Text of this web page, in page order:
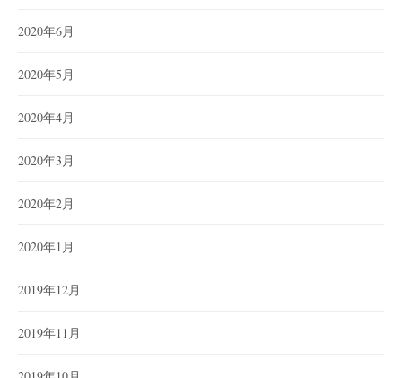
2020年6月
2020年5月
2020年4月
2020年3月
2020年2月
2020年1月
2019年12月
2019年11月